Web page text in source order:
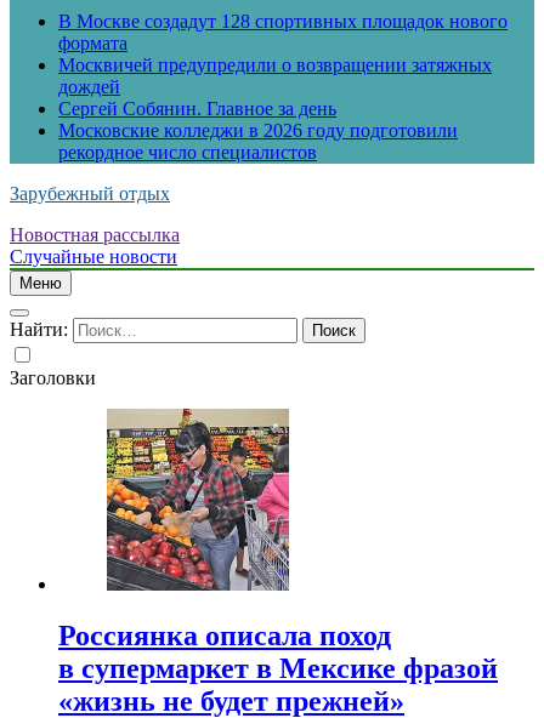
В Москве создадут 128 спортивных площадок нового
формата
Москвичей предупредили о возвращении затяжных
дождей
Сергей Собянин. Главное за день
Московские колледжи в 2026 году подготовили
рекордное число специалистов
Зарубежный отдых
Новостная рассылка
Случайные новости
Меню
Найти:
Заголовки
Россиянка описала поход
в супермаркет в Мексике фразой
«жизнь не будет прежней»